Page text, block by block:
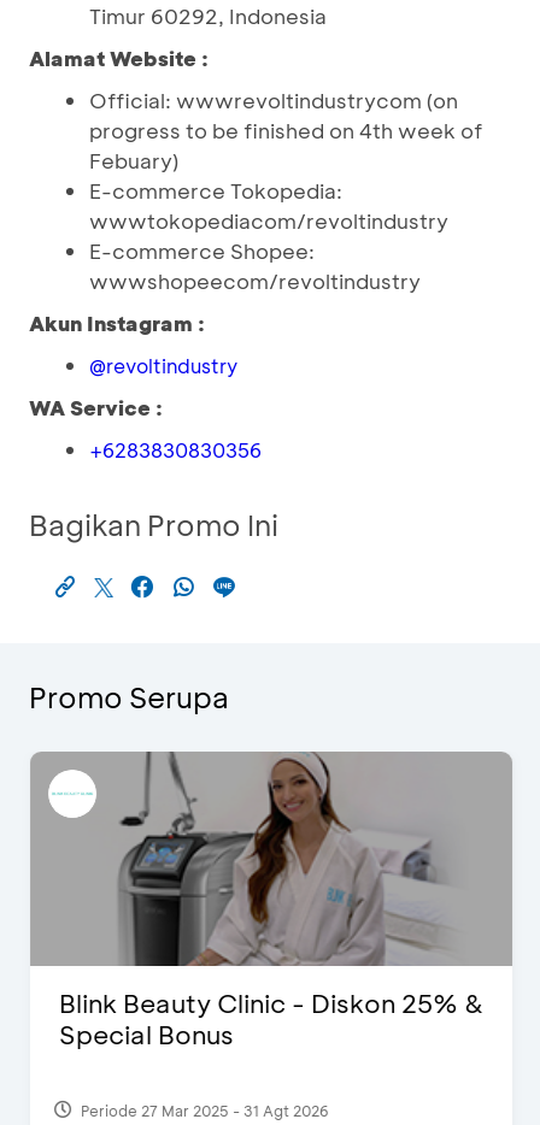
Timur 60292, Indonesia
Alamat Website :
Official: wwwrevoltindustrycom (on
progress to be finished on 4th week of
Febuary)
E-commerce Tokopedia:
wwwtokopediacom/revoltindustry
E-commerce Shopee:
wwwshopeecom/revoltindustry
Akun Instagram :
@revoltindustry
WA Service :
+6283830830356
Bagikan Promo Ini
Promo Serupa
Blink Beauty Clinic - Diskon 25% &
Special Bonus
Periode 27 Mar 2025 - 31 Agt 2026